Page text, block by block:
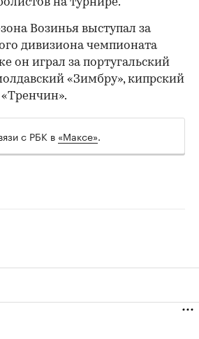
Возинья выступал за
дивизиона чемпионата
он играл за португальский
«Зимбру», кипрский
с РБК в «Максе».